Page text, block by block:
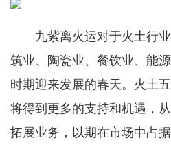
九紫离火运对于火土行
筑业、陶瓷业、餐饮业、能
时期迎来发展的春天。火土
将得到更多的支持和机遇，
拓展业务，以期在市场中占据